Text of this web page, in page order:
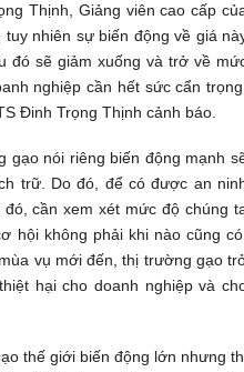
Thịnh, Giảng viên cao cấp
nhiên sự biến động về giá
đó sẽ giảm xuống và trở về
nghiệp cần hết sức cẩn trọng,
Đinh Trọng Thịnh cảnh báo.
gạo nói riêng biến động mạnh
trữ. Do đó, để có được an
cần xem xét mức độ chúng
hội không phải khi nào cũng có.
vụ mới đến, thị trường gạo
hại cho doanh nghiệp và
thế giới biến động lớn nhưng